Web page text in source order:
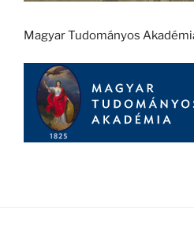
Magyar Tudományos